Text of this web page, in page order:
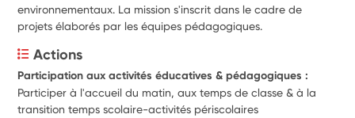
environnementaux. La mission s'inscrit dans le cadre de
projets élaborés par les équipes pédagogiques.
Actions
Participation aux activités éducatives & pédagogiques :
Participer à l'accueil du matin, aux temps de classe & à la
transition temps scolaire-activités périscolaires